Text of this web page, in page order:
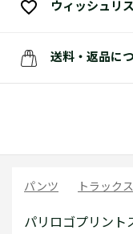
ウィッシュリ
送料・返品に
パンツ トラック
パリロゴプリント